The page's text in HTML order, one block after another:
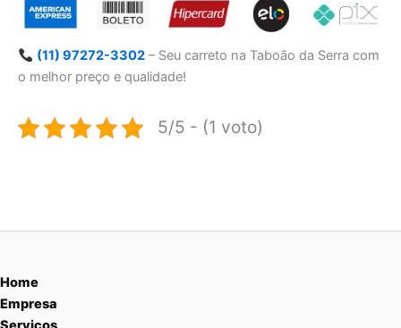
(11) 97272-3302– Seu carreto na Taboão da Serra com
o melhor preço e qualidade!
5/5 - (1 voto)
Home
Empresa